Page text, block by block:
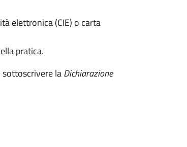
elettronica (CIE) o carta
pratica.
sottoscrivere laDichiarazione